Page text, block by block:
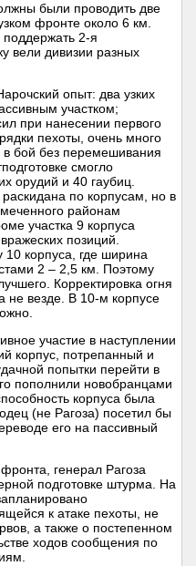
были проводить две
фронте около 6 км.
2-я
вели дивизии разных
опыт: два узких
участком;
при нанесении первого
пехоты, очень много
в бой без перемешивания
смогло
орудий и 40 гаубиц.
по корпусам, но в
районам
участка 9 корпуса
позиций.
10 корпуса, где ширина
2 – 2,5 км. Поэтому
Корректировка огня
не везде. В 10-м корпусе
участие в наступлении
корпус, потрепанный и
попытки перейти в
пополнили новобранцами
корпуса была
(не Рагоза) посетил бы
его на пассивный
генерал Рагоза
подготовке штурма. На
к атаке пехоты, не
а также о постепенном
ходов сообщения по